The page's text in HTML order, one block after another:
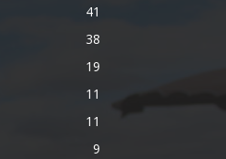
41
38
19
11
11
9